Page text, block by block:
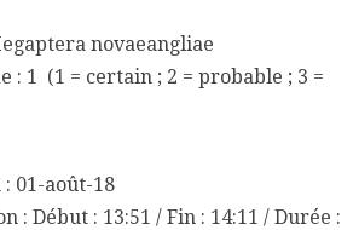
novaeangliae
: 1 (1 = certain ; 2 = probable ; 3 =
: 01-août-18
: Début : 13:51 / Fin : 14:11 / Durée :